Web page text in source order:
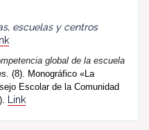
escuelas y centros
global de la escuela
(8). Monográfico «La
Escolar de la Comunidad
Link